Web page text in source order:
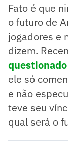
Fato é que
o futuro de
jogadores e
dizem.
ele só
e não
teve seu
qual será o